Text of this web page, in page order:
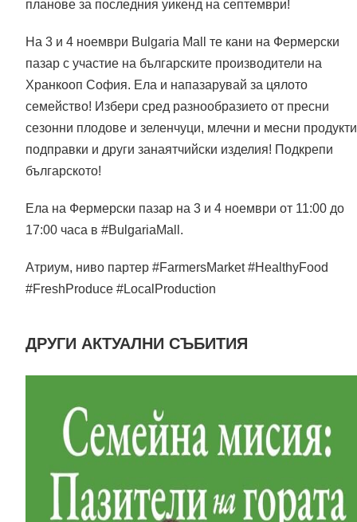
планове за последния уикенд на септември!
На 3 и 4 ноември Bulgaria Mall те кани на Фермерски
пазар с участие на българските производители на
Хранкооп София. Ела и напазарувай за цялото
семейство! Избери сред разнообразието от пресни
сезонни плодове и зеленчуци, млечни и месни
подправки и други занаятчийски изделия! Подкрепи
българското!
Ела на Фермерски пазар на 3 и 4 ноември от 11:00 до
17:00 часа в #BulgariaMall.
Атриум, ниво партер #FarmersMarket #HealthyFood
#FreshProduce #LocalProduction
ДРУГИ АКТУАЛНИ СЪБИТИЯ